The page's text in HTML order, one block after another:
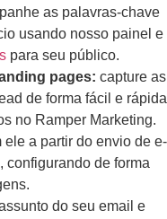
as palavras-chave
usando nosso painel e
para seu público.
pages: capture as
de forma fácil e rápida
no Ramper Marketing.
ele a partir do envio de e-
configurando de forma
do seu email e